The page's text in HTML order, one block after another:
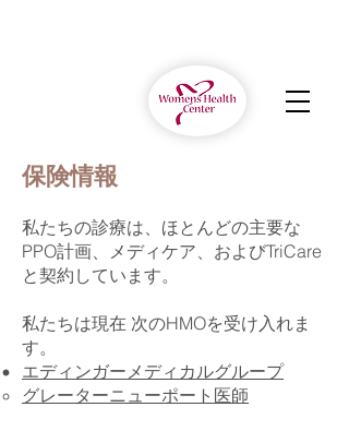
保険情報
私たちの診療は、ほとんどの主要な
PPO計画、メディケア、およびTriCare
と契約しています。
私たちは現在 次のHMOを受け入れま
す。
エディンガーメディカルグループ
グレーターニューポート医師